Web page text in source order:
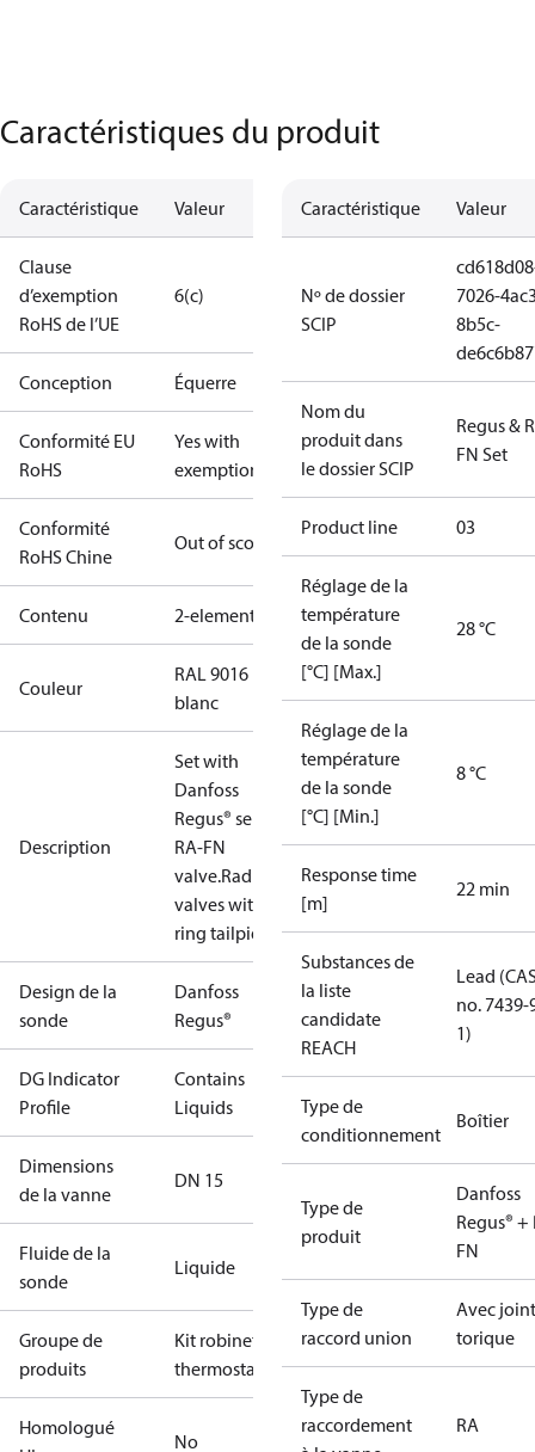
Caractéristiques du produit
Caractéristique Valeur
Clause
d’exemption
RoHS de l’UE
6(c)
Conception Équerre
Conformité EU
RoHS
Yes with
exemptions
Conformité
RoHS Chine
Out of scope
Contenu 2-elements
Couleur
RAL 9016
blanc
Description
Set with
Danfoss
Regus® sensor,
RA-FN
valve.Radiator
valves with o-
ring tailpiece.
Design de la
sonde
Danfoss
Regus®
DG Indicator
Profile
Contains
Liquids
Dimensions
de la vanne
DN 15
Fluide de la
sonde
Liquide
Groupe de
produits
Kit robinet
thermostatique
Homologué
No
Caractéristique Valeur
Nº de dossier
SCIP
7026-
8b5c-
Nom du
produit dans
le dossier SCIP
Regus &
FN Set
Product line 03
Réglage de la
température
de la sonde
[°C] [Max.]
28 °C
Réglage de la
température
de la sonde
[°C] [Min.]
8 °C
Response time
[m]
22 min
Substances de
la liste
candidate
REACH
Lead
no. 7439-
1)
Type de
conditionnement
Boîtier
Type de
produit
Danfoss
Regus® +
FN
Type de
raccord union
Avec joint
torique
Type de
raccordement
RA